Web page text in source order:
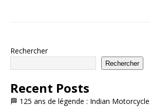
Rechercher
Rechercher
Recent Posts
🏁 125 ans de légende : Indian